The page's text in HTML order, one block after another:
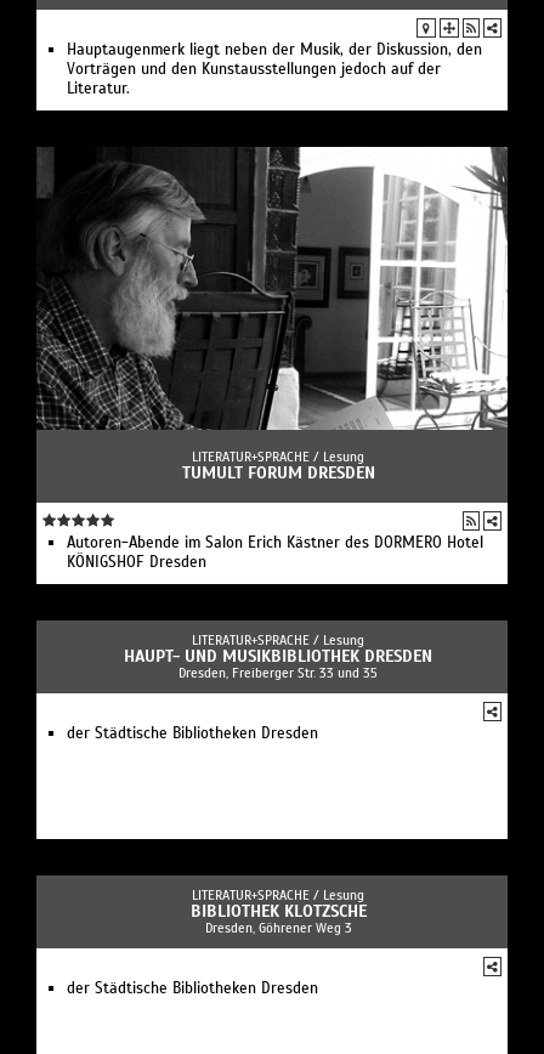
Hauptaugenmerk liegt neben der Musik, der Diskussion, den
Vorträgen und den Kunstausstellungen jedoch auf der
Literatur.
LITERATUR+SPRACHE / Lesung
TUMULT FORUM DRESDEN
Autoren-Abende im Salon Erich Kästner des DORMERO Hotel
KÖNIGSHOF Dresden
LITERATUR+SPRACHE / Lesung
HAUPT- UND MUSIKBIBLIOTHEK DRESDEN
Dresden, Freiberger Str. 33 und 35
der Städtische Bibliotheken Dresden
LITERATUR+SPRACHE / Lesung
BIBLIOTHEK KLOTZSCHE
Dresden, Göhrener Weg 3
der Städtische Bibliotheken Dresden